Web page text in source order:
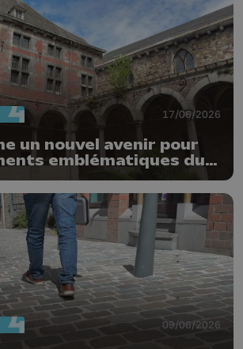
17/06/2026
un nouvel avenir pour
emblématiques du
09/06/2026